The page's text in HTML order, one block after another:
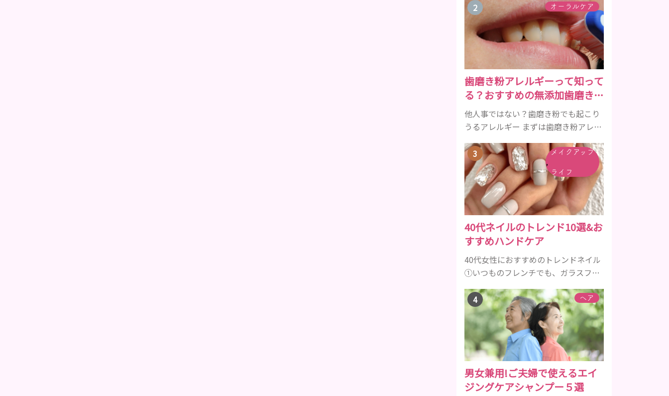
い頃はしっかりとボリュームがあり、
髪にツヤがあった男性も、いつのまに
か髪がチリチリでペタンとするように
なったと感じる人もいるでしょう。特
に大人の男性としての魅力が出てくる
40代以降の男性に悩んでいる人が多い
傾向があります。 髪が生え変わるサイ
クルは、年齢と共に乱れていきます。
髪が太くならないま...
オーラルケア
歯磨き粉アレルギーって知って
る？おすすめの無添加歯磨き粉
をご紹介
他人事ではない？歯磨き粉でも起こり
うるアレルギー まずは歯磨き粉アレル
ーの症状を解説しますね。 歯磨き粉に
含まれるアレルギーを起こすおそれの
ある成分 まず、普段お使いの歯磨き粉
に含まれているどの成分にアレルギー
を引き起こすおそれがあるのかを説明
しますね。 •フッ素･･･歯の表面のエナ
メルを守り強くしたり、虫歯と防ぐ働
きを持つ成分 •香味料 ･･･歯磨き粉の風
味や爽...
メイクアップ
,
ライフ
40代ネイルのトレンド10選&お
すすめハンドケア
40代女性におすすめのトレンドネイル
①いつものフレンチでも、ガラスフレ
引用元 ②キラキラで反射効果を全面
に、血色の良いピンクゴールドでマグ
ネットネイル 引用元：
https://4meee.com/articles/view/30008363
③2024トレンドカラーのピーチファズ
（Peach Fuzz）ネイル 引用元 ④スト
ーンやミラーを多めに、大人女性も老
け...
ヘア
男女兼用!ご夫婦で使えるエイ
ジングケアシャンプー５選